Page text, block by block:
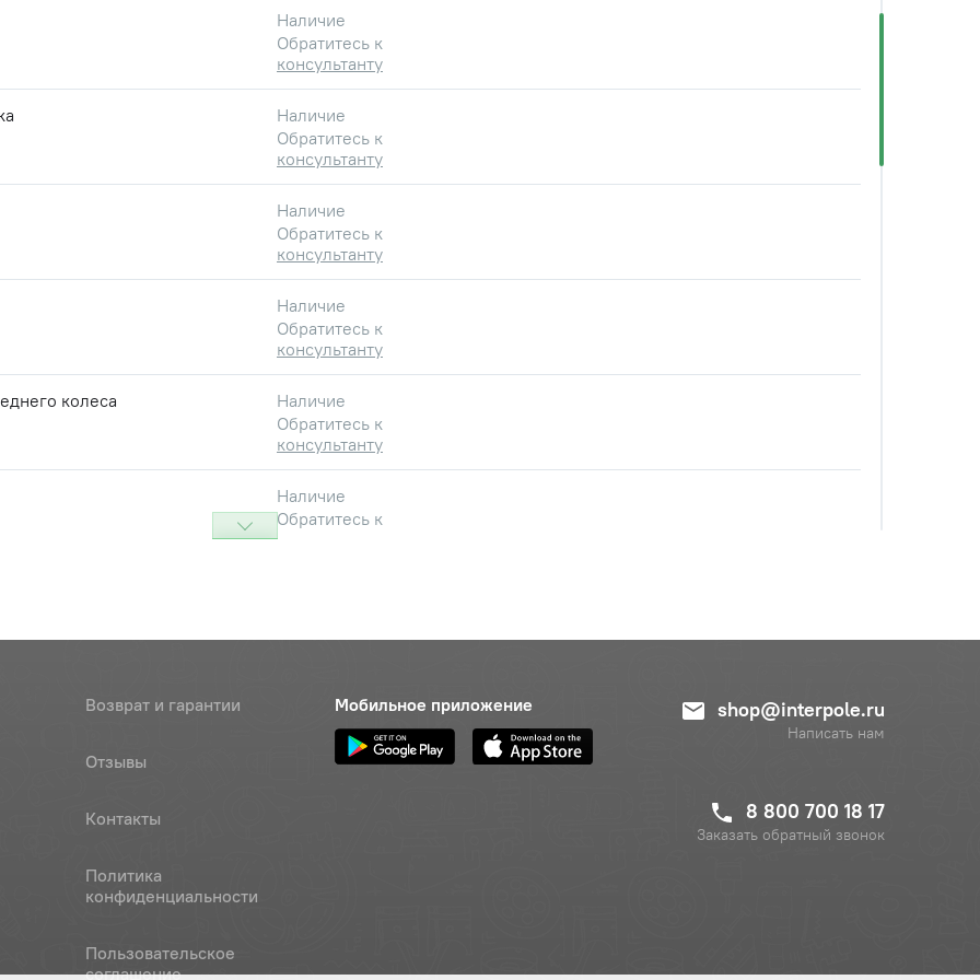
Наличие
Обратитесь к
консультанту
Наличие
Обратитесь к
консультанту
Наличие
Обратитесь к
консультанту
Наличие
Обратитесь к
консультанту
колеса
Наличие
Обратитесь к
консультанту
Наличие
Обратитесь к
консультанту
консультанту
Обратитесь к
консультанту
– 11371 Наличие
Возврат и гарантии
Отзывы
Контакты
Политика
конфиденциальности
Пользовательское
соглашение
Мобильное приложение shop@interpole.ru
Написать нам
8 800 700 18 17
Заказать обратный звонок